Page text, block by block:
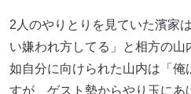
2人のやりとりを見ていた濱家
い嫌われ方してる」と相方の
如自分に向けられた山内は「俺
すが、ゲスト勢からやり玉に